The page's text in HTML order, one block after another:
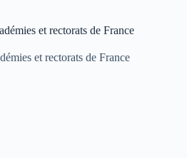
et rectorats de France
et rectorats de France